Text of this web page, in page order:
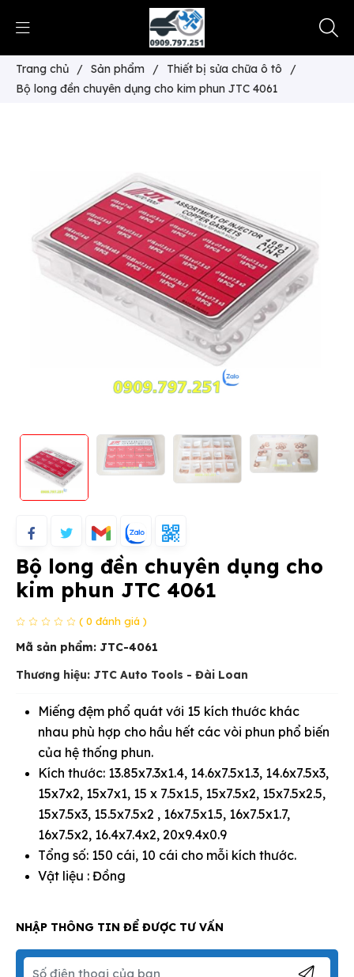
Trang chủ / Sản phẩm / Thiết bị sửa chữa ô tô
/
Bộ long đền chuyên dụng cho kim phun JTC 4061
Bộ long đền chuyên dụng cho
kim phun JTC 4061
( 0 đánh giá )
Mã sản phẩm: JTC-4061
Thương hiệu: JTC Auto Tools - Đài Loan
Miếng đệm phổ quát với 15 kích thước khác
nhau phù hợp cho hầu hết các vòi phun phổ biến
của hệ thống phun.
Kích thước: 13.85x7.3x1.4, 14.6x7.5x1.3, 14.6x7.5x3,
15x7x2, 15x7x1, 15 x 7.5x1.5, 15x7.5x2, 15x7.5x2.5,
15x7.5x3, 15.5x7.5x2 , 16x7.5x1.5, 16x7.5x1.7,
16x7.5x2, 16.4x7.4x2, 20x9.4x0.9
Tổng số: 150 cái, 10 cái cho mỗi kích thước.
Vật liệu : Đồng
NHẬP THÔNG TIN ĐỂ ĐƯỢC TƯ VẤN